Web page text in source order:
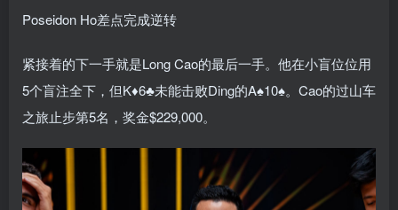
Poseidon Ho差点完成逆转
紧接着的下一手就是Long Cao的最后一手。他在小盲位位用
5个盲注全下，但K♦6♣未能击败Ding的A♠10♠。Cao的过山车
之旅止步第5名，奖金$229,000。